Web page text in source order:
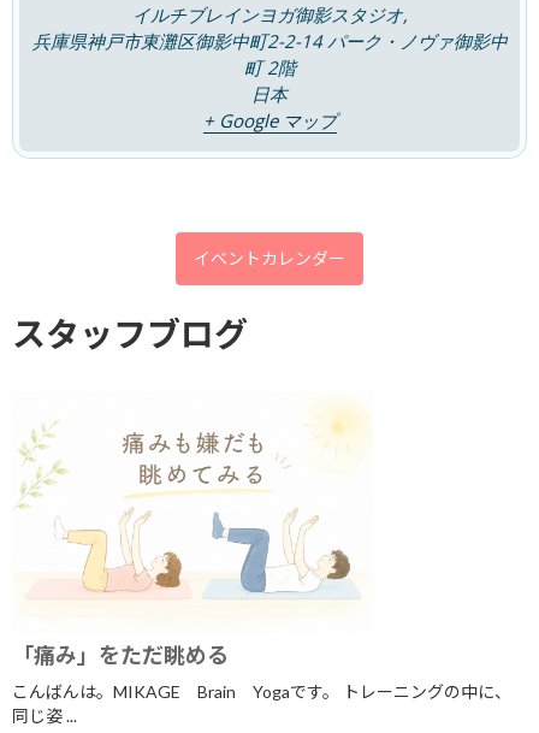
2026年8月
2026年1月
2025年11月
2025年10月
2025年9月
2025年8月
2025年6月
2025年5月
イルチブレインヨガ御影スタジオ,
兵庫県神戸市東灘区御影中町2-2-14 パーク・ノヴァ御影中
町 2階
日本
+ Google マップ
イベントカレンダー
スタッフブログ
「痛み」をただ眺める
こんばんは。MIKAGE Brain Yogaです。 トレーニングの中に、
同じ姿 ...